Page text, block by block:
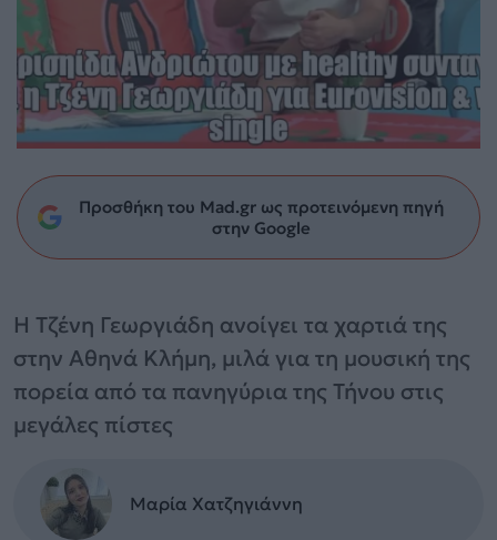
Προσθήκη του Mad.gr ως προτεινόμενη πηγή
στην Google
Η Τζένη Γεωργιάδη ανοίγει τα χαρτιά της
στην Αθηνά Κλήμη, μιλά για τη μουσική της
πορεία από τα πανηγύρια της Τήνου στις
μεγάλες πίστες
Μαρία Χατζηγιάννη